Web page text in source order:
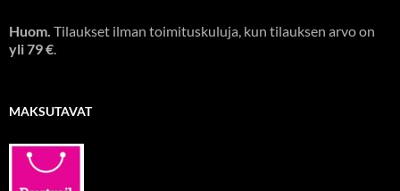
Huom. Tilaukset ilman toimituskuluja, kun tilauksen arvo on
yli 79 €
MAKSUTAVAT